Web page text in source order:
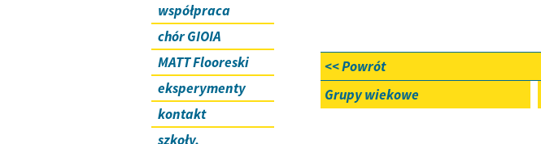
współpraca
chór GIOIA
MATT Flooreski
eksperymenty
kontakt
szkoły,
<< Powrót
Grupy wiekowe